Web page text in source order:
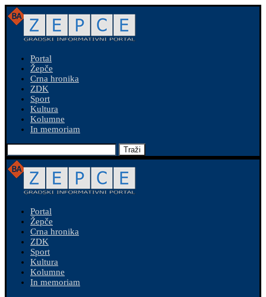
Portal
Žepče
Crna hronika
ZDK
Sport
Kultura
Kolumne
In memoriam
Traži
Portal
Žepče
Crna hronika
ZDK
Sport
Kultura
Kolumne
In memoriam